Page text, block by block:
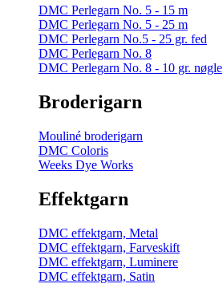
DMC Perlegarn No. 5 - 15 m
DMC Perlegarn No. 5 - 25 m
DMC Perlegarn No.5 - 25 gr. fed
DMC Perlegarn No. 8
DMC Perlegarn No. 8 - 10 gr. nøgle
Broderigarn
Mouliné broderigarn
DMC Coloris
Weeks Dye Works
Effektgarn
DMC effektgarn, Metal
DMC effektgarn, Farveskift
DMC effektgarn, Luminere
DMC effektgarn, Satin